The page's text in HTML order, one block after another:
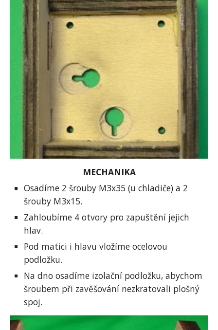
MECHANIKA
Osadíme 2 šrouby M3x35 (u chladiče) a 2
šrouby M3x15.
Zahloubíme 4 otvory pro zapuštění jejich
hlav.
Pod matici i hlavu vložíme ocelovou
podložku.
Na dno osadíme izolační podložku, abychom
šroubem při zavěšování nezkratovali plošný
spoj.